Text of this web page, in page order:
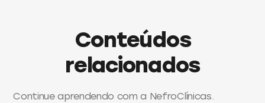
Conteúdos
relacionados
Continue aprendendo com a NefroClínicas.